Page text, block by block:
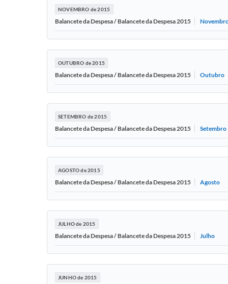
NOVEMBRO de 2015
Balancete da Despesa / Balancete da Despesa 2015
OUTUBRO de 2015
Balancete da Despesa / Balancete da Despesa 2015 Outubro
SETEMBRO de 2015
Balancete da Despesa / Balancete da Despesa 2015 Setembro
AGOSTO de 2015
Balancete da Despesa / Balancete da Despesa 2015 Agosto
JULHO de 2015
Balancete da Despesa / Balancete da Despesa 2015 Julho
JUNHO de 2015